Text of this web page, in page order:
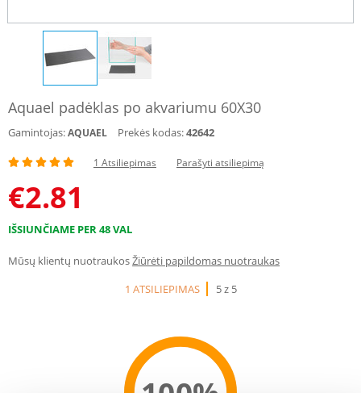
Aquael padėklas po akvariumu 60X30
Gamintojas:AQUAEL Prekės kodas:42642
1 Atsiliepimas Parašyti atsiliepimą
€2.81
IŠSIUNČIAME PER 48 VAL
Mūsų klientų nuotraukosŽiūrėti papildomas nuotraukas
1 ATSILIEPIMAS
5 z 5